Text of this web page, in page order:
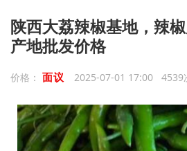
陕西大荔辣椒基地，辣
产地批发价格
价格： 面议 2025-07-01 17:00 4539